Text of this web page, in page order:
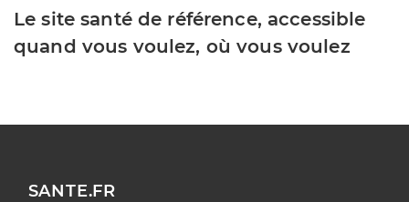
Le site santé de référence, accessible
quand vous voulez, où vous voulez
SANTE.FR